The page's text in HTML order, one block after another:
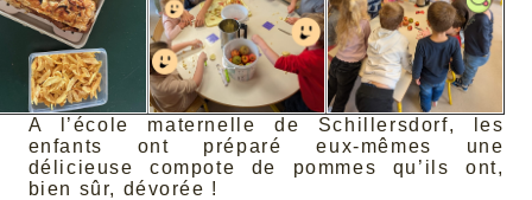
A l’école maternelle de Schillersdorf, les
enfants ont préparé eux-mêmes une
délicieuse compote de pommes qu’ils ont,
bien sûr, dévorée !